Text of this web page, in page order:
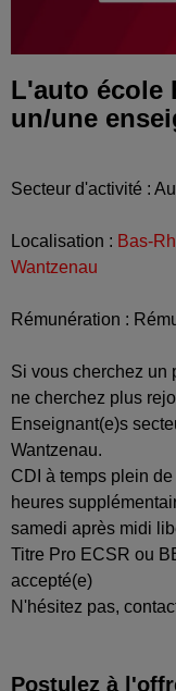
L'auto école
un/une
Secteur d'activité :
Localisation : Bas-
Wantzenau
Rémunération :
Si vous cherchez un
ne cherchez plus
Enseignant(e)s
Wantzenau.
CDI à temps plein
heures
samedi après midi
Titre Pro ECSR ou
accepté(e)
N'hésitez pas,
Postulez à